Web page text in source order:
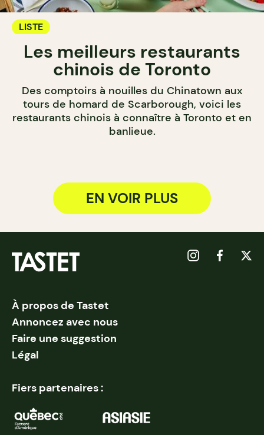
LISTE
Les meilleurs restaurants
chinois de Toronto
Des comptoirs à nouilles du Chinatown aux
tours de homard de Scarborough, voici les
restaurants chinois à connaître à Toronto et en
banlieue.
EN VOIR PLUS
À propos de Tastet
Annoncez avec nous
Faire une suggestion
Légal
Fiers partenaires :